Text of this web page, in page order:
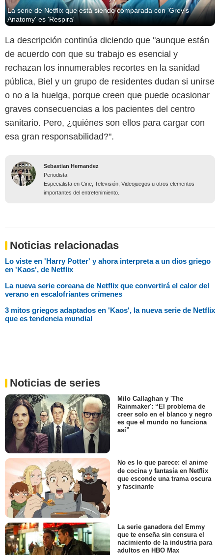
La serie de Netflix que está siendo comparada con 'Grey's
Anatomy' es 'Respira'
La descripción continúa diciendo que "aunque están
de acuerdo con que su trabajo es esencial y
rechazan los innumerables recortes en la sanidad
pública, Biel y un grupo de residentes dudan si unirse
o no a la huelga, porque creen que puede ocasionar
graves consecuencias a los pacientes del centro
sanitario. Pero, ¿quiénes son ellos para cargar con
esa gran responsabilidad?".
Sebastian Hernandez
Periodista
Especialista en Cine, Televisión, Videojuegos u otros elementos
importantes del entretenimiento.
Noticias relacionadas
Lo viste en 'Harry Potter' y ahora interpreta a un dios griego
en 'Kaos', de Netflix
La nueva serie coreana de Netflix que convertirá el calor del
verano en escalofriantes crímenes
3 mitos griegos adaptados en 'Kaos', la nueva serie de Netflix
que es tendencia mundial
Noticias de series
Milo Callaghan y 'The
Rainmaker': “El problema de
creer solo en el blanco y negro
es que el mundo no funciona
así”
No es lo que parece: el anime
de cocina y fantasía en Netflix
que esconde una trama oscura
y fascinante
La serie ganadora del Emmy
que te enseña sin censura el
nacimiento de la industria para
adultos en HBO Max